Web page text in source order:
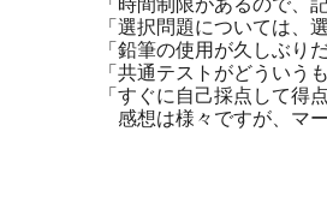
「時間制限があるので、
「選択問題については、
「鉛筆の使用が久しぶり
「共通テストがどういう
「すぐに自己採点して得
感想は様々ですが、マ